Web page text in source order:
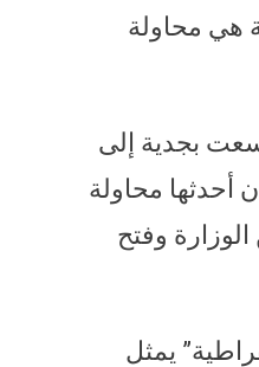
هي محاولة
بجدية إلى
أحدثها محاولة
وفتح
يمثل